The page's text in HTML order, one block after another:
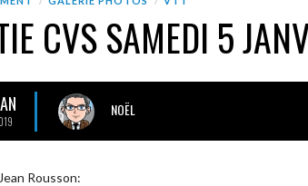
CVS SAMEDI 5
NOËL
Rousson: